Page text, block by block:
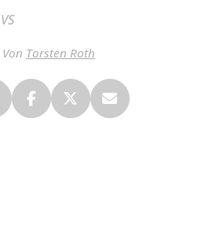
Von Torsten Roth